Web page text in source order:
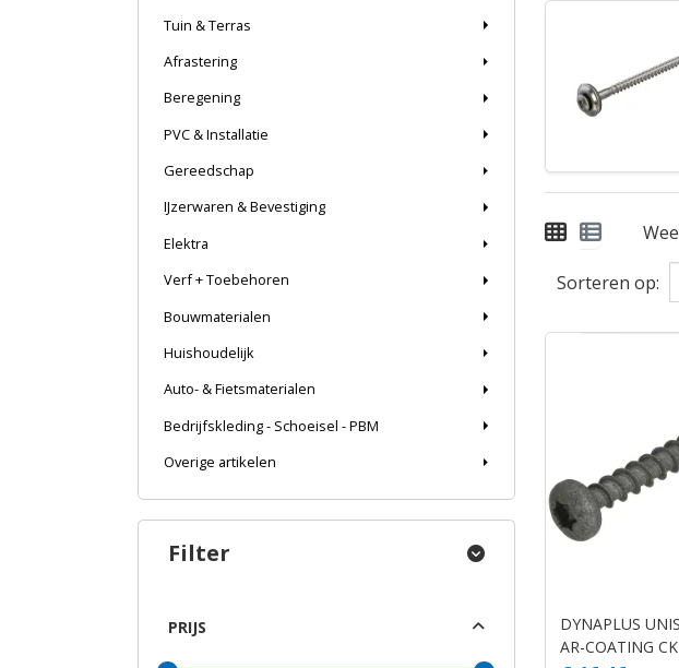
Tuin & Terras
Afrastering
Beregening
PVC & Installatie
Gereedschap
IJzerwaren & Bevestiging
Elektra
Verf + Toebehoren
Bouwmaterialen
Huishoudelijk
Auto- & Fietsmaterialen
Bedrijfskleding - Schoeisel - PBM
Overige artikelen
Filter
PRIJS
Sorteren op:
DYNAPLUS
AR-COATING